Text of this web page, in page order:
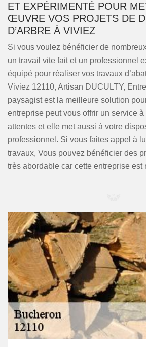
ET EXPÉRIMENTÉ POUR
ŒUVRE VOS PROJETS DE
D’ARBRE À VIVIEZ
Si vous voulez bénéficier de
un travail vite fait et un professionnel
équipé pour réaliser vos travaux
Viviez 12110, Artisan DUCULTY,
paysagist est la meilleure solution
entreprise peut vous offrir un service
attentes et elle met aussi à votre
professionnel. Si vous faites appel à
travaux, Vous pouvez bénéficier des
très abordable car cette entreprise est